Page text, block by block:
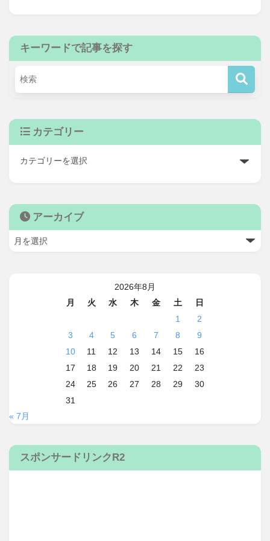
キーワードで記事を探す
カテゴリー
アーカイブ
2026年8月
月
火 水 木 金 土
日
1
2
3
4 5 6 7 8
9
10
11 12 13 14 15
16
17
18 19 20 21 22
23
24
25 26 27 28 29
30
31
« 7月
スポンサードリンクR2